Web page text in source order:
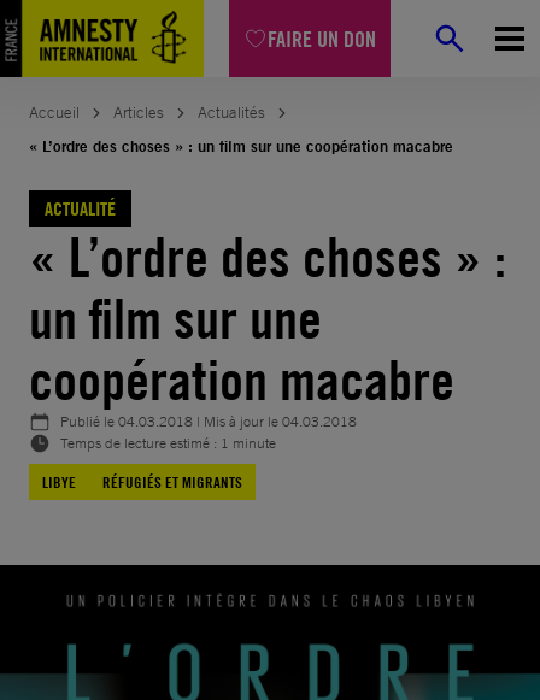
FAIRE UN DON
Aller
au
contenu
Accueil Articles
Actualités
« L’ordre des choses » : un film sur une coopération macabre
ACTUALITÉ
« L’ordre des choses » :
un film sur une
coopération macabre
Publié le04.03.2018 | Mis à jour le04.03.2018
Temps de lecture estimé : 1 minute
LIBYE
RÉFUGIÉS ET MIGRANTS